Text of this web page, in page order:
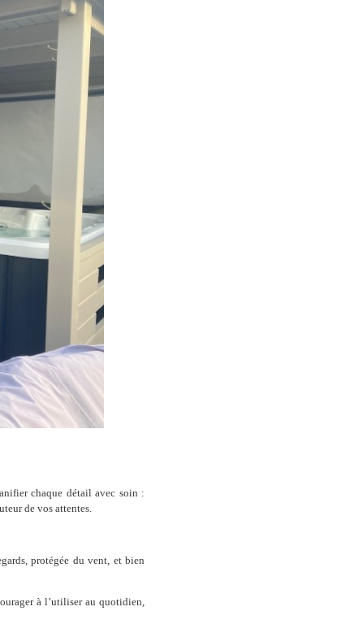
chaque détail avec soin :
de vos attentes.
protégée du vent, et bien
à l’utiliser au quotidien,